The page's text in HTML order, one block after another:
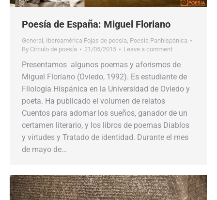
Poesía de España: Miguel Floriano
General , Iberoamérica Fojas de poesia, Poesía Panhispánica
By Círculo de poesía 21/05/2015 Leave a comment
Presentamos algunos poemas y aforismos de
Miguel Floriano (Oviedo, 1992). Es estudiante de
Filología Hispánica en la Universidad de Oviedo y
poeta. Ha publicado el volumen de relatos
Cuentos para adornar los sueños, ganador de un
certamen literario, y los libros de poemas Diablos
y virtudes y Tratado de identidad. Durante el mes
de mayo de…